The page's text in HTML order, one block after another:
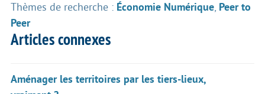
Thèmes de recherche : Économie Numérique Peer to
Peer
Articles connexes
Aménager les territoires par les tiers-lieux,